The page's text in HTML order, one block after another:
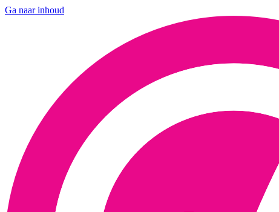
Ga naar inhoud